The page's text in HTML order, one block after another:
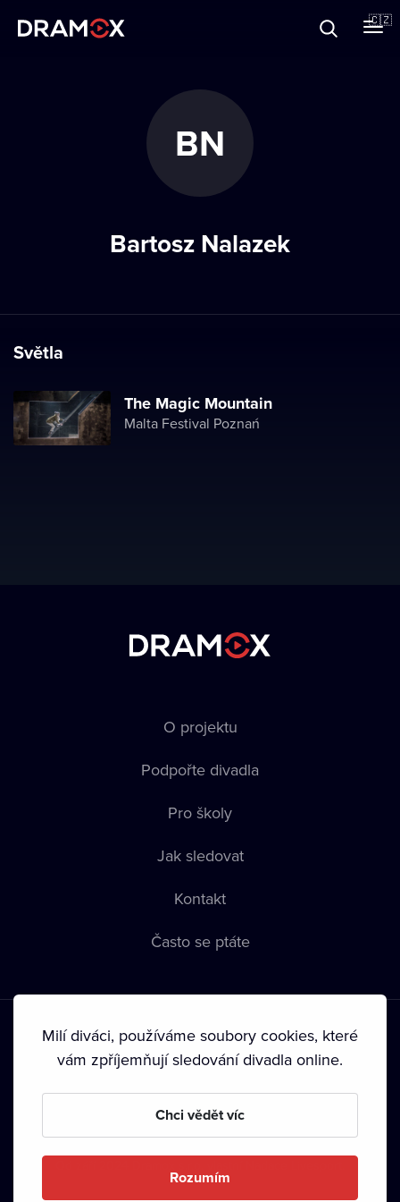
🇨🇿
BN
Bartosz Nalazek
Světla
The Magic Mountain
Malta Festival Poznań
O projektu
Podpořte divadla
Pro školy
Jak sledovat
Kontakt
Často se ptáte
Podmínky používání • Ochrana soukromí • Zásady používání
• Autorská práva•
Milí diváci, používáme soubory cookies, které
vám zpříjemňují sledování divadla online.
Chci vědět víc
Rozumím